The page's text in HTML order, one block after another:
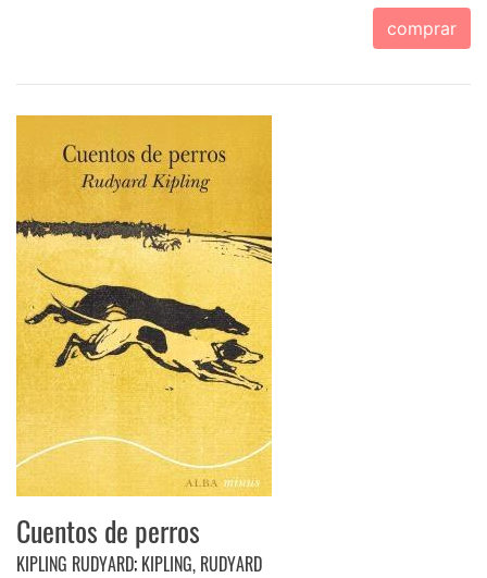
comprar
Cuentos de perros
KIPLING RUDYARD; KIPLING, RUDYARD